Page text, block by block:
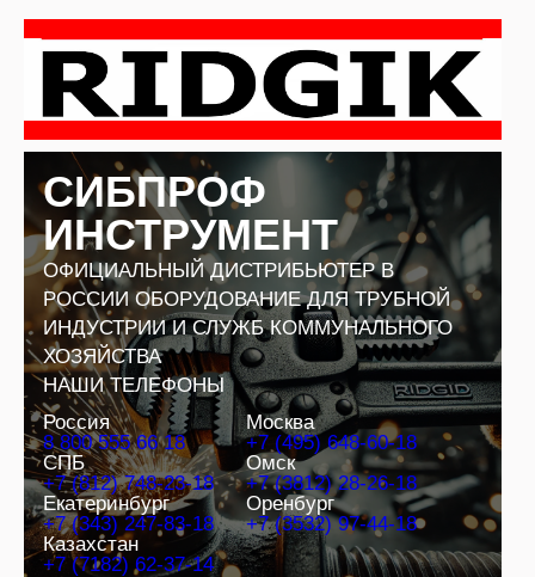
содержимому
СИБПРОФ
ИНСТРУМЕНТ
ОФИЦИАЛЬНЫЙ ДИСТРИБЬЮТЕР В
РОССИИ ОБОРУДОВАНИЕ ДЛЯ ТРУБНОЙ
ИНДУСТРИИ И СЛУЖБ КОММУНАЛЬНОГО
ХОЗЯЙСТВА
НАШИ ТЕЛЕФОНЫ
Россия
8 800 555 66 18
Москва
+7 (495) 648-60-18
СПБ
+7 (812) 748-23-18
Омск
+7 (3812) 28-26-18
Екатеринбург
+7 (343) 247-83-18
Оренбург
+7 (3532) 97-44-18
Казахстан
+7 (7182) 62-37-14